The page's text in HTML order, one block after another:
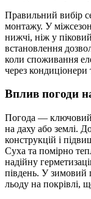
Правильний вибір
монтажу. У
нижчі, ніж у
встановлення
коли споживання
через кондиціонери
Вплив погоди
Погода — ключовий
на даху або землі.
конструкцій і
Суха та помірно
надійну
південь. У зимовий
льоду на покрівлі,